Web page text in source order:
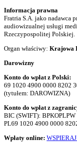
Informacja prawna
Fratria S.A. jako nadawca
audiowizualnej usługi
Rzeczypospolitej Polskiej.
Organ właściwy: Krajowa
Darowizny
Konto do wpłat z Polski:
69 1020 4900 0000 8202
(tytułem: DAROWIZNA)
Konto do wpłat z
BIC (SWIFT): BPKOPLPW
PL69 1020 4900 0000
Wpłaty online: